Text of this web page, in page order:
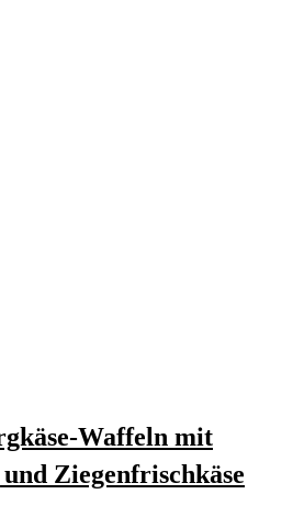
Waffeln mit
Ziegenfrischkäse